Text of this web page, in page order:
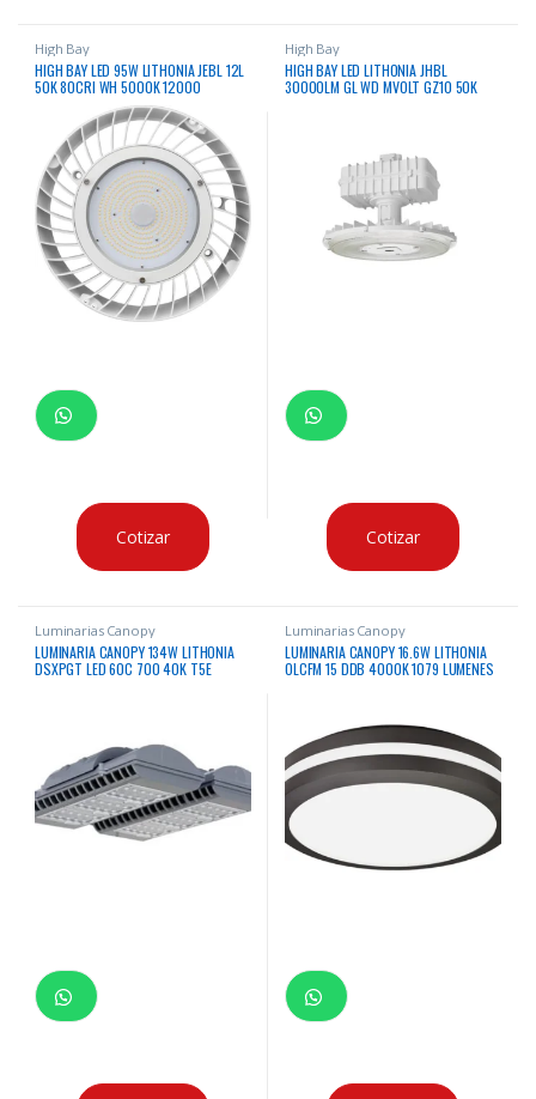
High Bay
HIGH BAY LED 95W LITHONIA JEBL 12L
50K 80CRI WH 5000K 12000
LUMENES 120 – 277VAC
CERTIFICACION IP66
Cotizar
High Bay
HIGH BAY LED LITHONIA JHBL
30000LM GL WD MVOLT GZ10 50K
Cotizar
Luminarias Canopy
LUMINARIA CANOPY 134W LITHONIA
DSXPGT LED 60C 700 40K T5E
Luminarias Canopy
LUMINARIA CANOPY 16.6W LITHONIA
OLCFM 15 DDB 4000K 1079 LUMENES